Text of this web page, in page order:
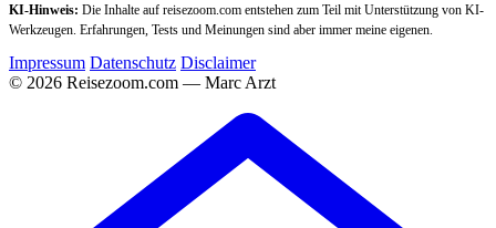
KI-Hinweis: Die Inhalte auf reisezoom.com entstehen zum Teil mit Unterstützung von KI-
Werkzeugen. Erfahrungen, Tests und Meinungen sind aber immer meine eigenen.
Impressum Datenschutz Disclaimer
© 2026 Reisezoom.com — Marc Arzt